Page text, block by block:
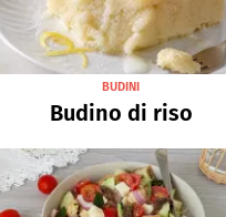
BUDINI
Budino di riso